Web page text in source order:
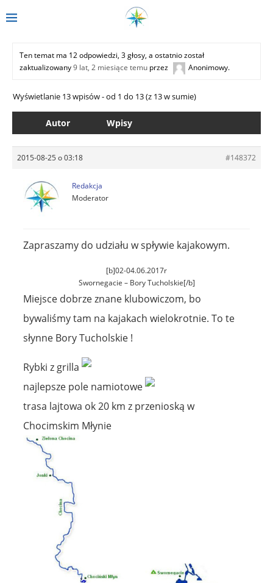
Ten temat ma 12 odpowiedzi, 3 głosy, a ostatnio został
zaktualizowany9 lat, 2 miesiące temu przez Anonimowy.
Wyświetlanie 13 wpisów - od 1 do 13 (z 13 w sumie)
Autor Wpisy
2015-08-25 o 03:18 #148372
Redakcja
Moderator
Zapraszamy do udziału w spływie kajakowym.
[b]02-04.06.2017r
Swornegacie – Bory Tucholskie[/b]
Miejsce dobrze znane klubowiczom, bo
bywaliśmy tam na kajakach wielokrotnie. To te
słynne Bory Tucholskie !
Rybki z grilla
najlepsze pole namiotowe
trasa lajtowa ok 20 km z przenioską w
Chocimskim Młynie